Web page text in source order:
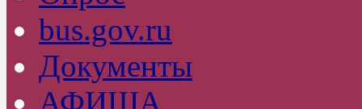
bus.gov.ru
Документы
АФИША